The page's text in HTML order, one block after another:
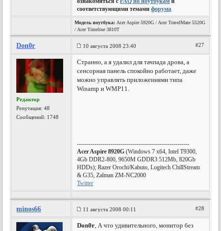
соответствующими темамифорума
Модель ноутбука: Acer Aspire 5920G / Acer TravelMate 5520G
/ Acer Timeline 3810T
Don0r 10 августа 2008 23:40 #27
Редактор
Репутация:48
Сообщений: 1748
Странно, а я удалил для тачпада дрова, а
сенсорная панель спокойно работает, даже
можно управлять приложениями типа
Winamp и WMP11.
---------------------------------------------------------
Acer Aspire 8920G (Windows 7 x64, Intel T9300,
4Gb DDR2-800, 9650M GDDR3 512Mb, 820Gb
HDDs); Razer Orochi/Kabuto, Logitech ChillStream
& G35, Zalman ZM-NC2000
Twitter
minos66 11 августа 2008 00:11 #28
Don0r, А что удивительного, монитор без